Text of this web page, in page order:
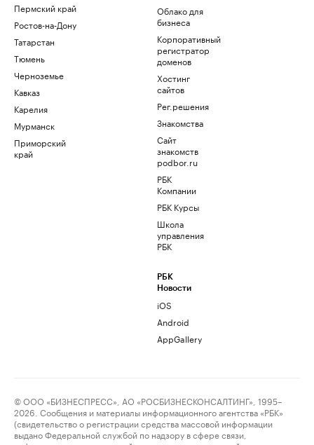
Пермский край
Ростов-на-Дону
Татарстан
Тюмень
Черноземье
Кавказ
Карелия
Мурманск
Приморский
край
Облако для
бизнеса
Корпоративный
регистратор
доменов
Хостинг
сайтов
Рег.решения
Знакомства
Сайт
знакомств
podbor.ru
РБК
Компании
РБК Курсы
Школа
управления
РБК
РБК
Новости
iOS
Android
AppGallery
© ООО «БИЗНЕСПРЕСС», АО «РОСБИЗНЕСКОНСАЛТИНГ», 1995–
2026. Сообщения и материалы информационного агентства «РБК»
(свидетельство о регистрации средства массовой информации
выдано Федеральной службой по надзору в сфере связи,